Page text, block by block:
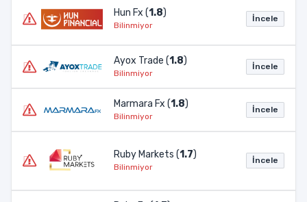
Hun Fx (1.8)
Bilinmiyor
İncele
Ayox Trade (1.8)
Bilinmiyor
İncele
Marmara Fx (1.8)
Bilinmiyor
İncele
Ruby Markets (1.7)
Bilinmiyor
İncele